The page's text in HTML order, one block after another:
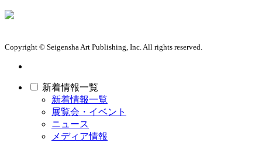
Copyright © Seigensha Art Publishing, Inc. All rights reserved.
新着情報一覧
新着情報一覧
展覧会・イベント
ニュース
メディア情報